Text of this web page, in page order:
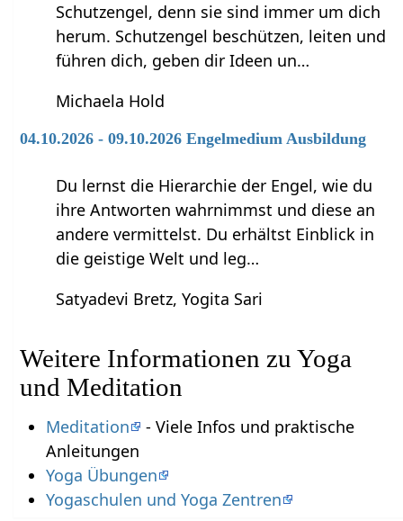
Schutzengel, denn sie sind immer um dich
herum. Schutzengel beschützen, leiten und
führen dich, geben dir Ideen un…
Michaela Hold
04.10.2026 - 09.10.2026 Engelmedium Ausbildung
Du lernst die Hierarchie der Engel, wie du
ihre Antworten wahrnimmst und diese an
andere vermittelst. Du erhältst Einblick in
die geistige Welt und leg…
Satyadevi Bretz, Yogita Sari
Weitere Informationen zu Yoga
und Meditation
Meditation
- Viele Infos und praktische
Anleitungen
Yoga Übungen
Yogaschulen und Yoga Zentren